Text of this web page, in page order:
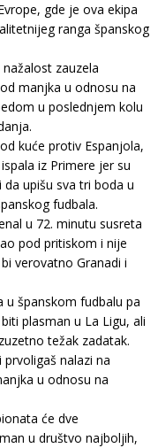
gde je ova ekipa
ranga španskog
zauzela
manjka u odnosu na
u poslednjem kolu
kuće protiv Espanjola,
iz Primere jer su
upišu sva tri boda u
fudbala.
u 72. minutu susreta
pod pritiskom i nije
verovatno Granadi i
u španskom fudbalu pa
plasman u La Ligu, ali
težak zadatak.
nalazi na
u odnosu na
će dve
u društvo najboljih,